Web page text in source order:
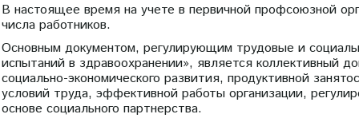
В настоящее время на учете в первичной профсоюзной
числа работников.
Основным документом, регулирующим трудовые и
испытаний в здравоохранении», является коллективный
социально-экономического развития, продуктивной
условий труда, эффективной работы организации,
основе социального партнерства.